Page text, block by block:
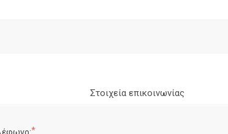
Στοιχεία επικοινωνίας
*